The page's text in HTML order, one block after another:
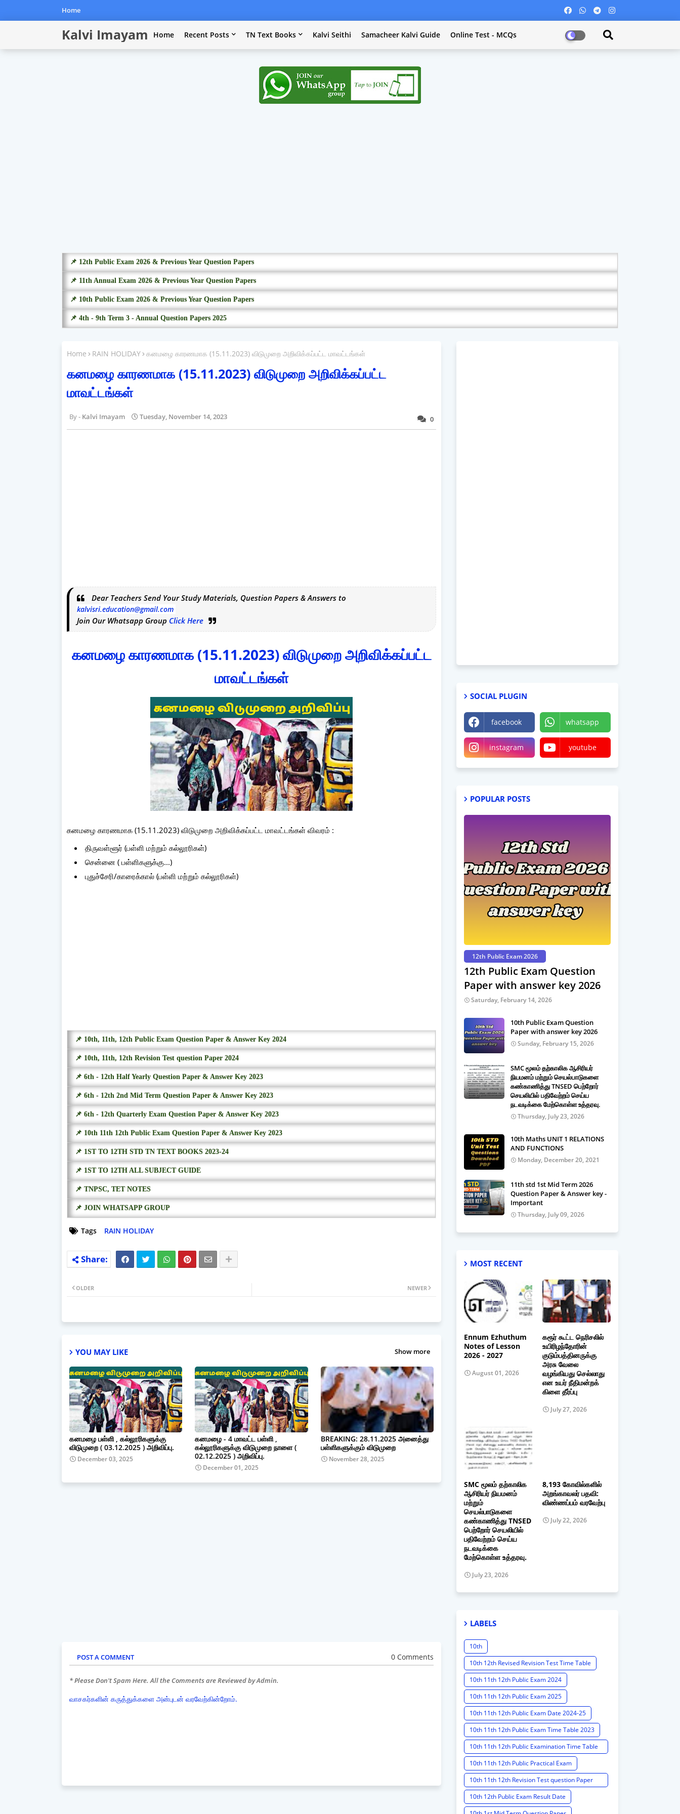
Home
Kalvi Imayam Home Recent Posts TN Text Books Kalvi Seithi Samacheer Kalvi Guide Online Test - MCQs
📌 12th Public Exam 2026 & Previous Year Question Papers
📌 11th Annual Exam 2026 & Previous Year Question Papers
📌 10th Public Exam 2026 & Previous Year Question Papers
📌 4th - 9th Term 3 - Annual Question Papers 2025
Home RAIN HOLIDAY கனமழை காரணமாக (15.11.2023) விடுமுறை அறிவிக்கப்பட்ட மாவட்டங்கள்
கனமழை காரணமாக (15.11.2023) விடுமுறை அறிவிக்கப்பட்ட
மாவட்டங்கள்
0
Kalvi Imayam Tuesday, November 14, 2023
Dear Teachers Send Your Study Materials, Question Papers & Answers to
kalvisri.education@gmail.com
Join Our Whatsapp Group Click Here
கனமழை காரணமாக (15.11.2023) விடுமுறை அறிவிக்கப்பட்ட
மாவட்டங்கள்
கனமழை காரணமாக (15.11.2023) விடுமுறை அறிவிக்கப்பட்ட மாவட்டங்கள் விவரம் :
திருவள்ளூர் (பள்ளி மற்றும் கல்லூரிகள்)
சென்னை ( பள்ளிகளுக்கு...)
புதுச்சேரி/காரைக்கால் (பள்ளி மற்றும் கல்லூரிகள்)
📌 10th, 11th, 12th Public Exam Question Paper & Answer Key 2024
📌 10th, 11th, 12th Revision Test question Paper 2024
📌 6th - 12th Half Yearly Question Paper & Answer Key 2023
📌 6th - 12th 2nd Mid Term Question Paper & Answer Key 2023
📌 6th - 12th Quarterly Exam Question Paper & Answer Key 2023
📌 10th 11th 12th Public Exam Question Paper & Answer Key 2023
📌 1ST TO 12TH STD TN TEXT BOOKS 2023-24
📌 1ST TO 12TH ALL SUBJECT GUIDE
📌 TNPSC, TET NOTES
📌 JOIN WHATSAPP GROUP
Tags RAIN HOLIDAY
NEWER
OLDER
YOU MAY LIKE Show more
கனமழை பள்ளி , கல்லூரிகளுக்கு
விடுமுறை ( 03.12.2025 ) அறிவிப்பு.
December 03, 2025
கனமழை - 4 மாவட்ட பள்ளி ,
கல்லூரிகளுக்கு விடுமுறை நாளை (
02.12.2025 ) அறிவிப்பு.
December 01, 2025
BREAKING: 28.11.2025 அனைத்து
பள்ளிகளுக்கும் விடுமுறை
November 28, 2025
POST A COMMENT 0 Comments
* Please Don't Spam Here. All the Comments are Reviewed by Admin.
வாசகர்களின் கருத்துக்களை அன்புடன் வரவேற்கின்றோம்.
SOCIAL PLUGIN
facebook whatsapp
instagram youtube
POPULAR POSTS
12th Public Exam 2026
12th Public Exam Question
Paper with answer key 2026
Saturday, February 14, 2026
10th Public Exam Question
Paper with answer key 2026
Sunday, February 15, 2026
SMC மூலம் தற்காலிக ஆசிரியர்
நியமனம் மற்றும் செயல்பாடுகளை
கண்காணித்து TNSED பெற்றோர்
செயலியில் பதிவேற்றம் செய்ய
நடவடிக்கை மேற்கொள்ள உத்தரவு.
Thursday, July 23, 2026
10th Maths UNIT 1 RELATIONS
AND FUNCTIONS
Monday, December 20, 2021
11th std 1st Mid Term 2026
Question Paper & Answer key -
Important
Thursday, July 09, 2026
MOST RECENT
Ennum Ezhuthum
Notes of Lesson
2026 - 2027
August 01, 2026
கரூர் கூட்ட நெரிசலில்
உயிரிழந்தோரின்
குடும்பத்தினருக்கு
அரசு வேலை
வழங்கியது செல்லாது
என உயர் நீதிமன்றக்
கிளை தீர்ப்பு
July 27, 2026
SMC மூலம் தற்காலிக
ஆசிரியர் நியமனம்
மற்றும்
செயல்பாடுகளை
கண்காணித்து TNSED
பெற்றோர் செயலியில்
பதிவேற்றம் செய்ய
நடவடிக்கை
மேற்கொள்ள உத்தரவு.
July 23, 2026
8,193 கோவில்களில்
அறங்காவலர் பதவி:
விண்ணப்பம் வரவேற்பு
July 22, 2026
LABELS
10th
10th 12th Revised Revision Test Time Table
10th 11th 12th Public Exam 2024
10th 11th 12th Public Exam 2025
10th 11th 12th Public Exam Date 2024-25
10th 11th 12th Public Exam Time Table 2023
10th 11th 12th Public Examination Time Table
2023 - 2024
10th 11th 12th Public Practical Exam
10th 11th 12th Revision Test question Paper
2024
10th 12th Public Exam Result Date